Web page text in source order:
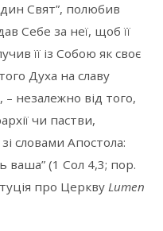
Свят”, полюбив
Себе за неї, щоб її
її із Собою як своє
Духа на славу
– незалежно від того,
чи пастви,
словами Апостола:
ваша” (1 Сол 4,3; пор.
про ЦерквуLumen